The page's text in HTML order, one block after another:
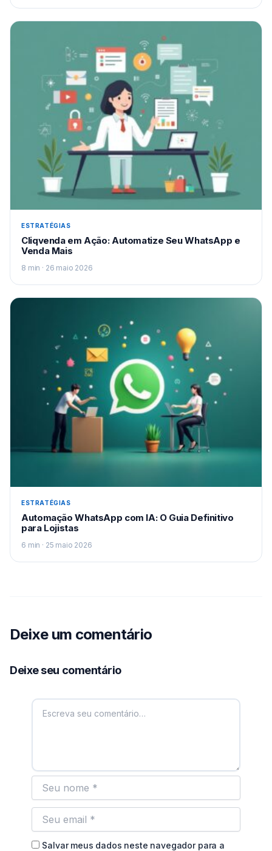
ESTRATÉGIAS
Cliqvenda em Ação: Automatize Seu WhatsApp e
Venda Mais
8 min · 26 maio 2026
ESTRATÉGIAS
Automação WhatsApp com IA: O Guia Definitivo
para Lojistas
6 min · 25 maio 2026
Deixe um comentário
Deixe seu comentário
Salvar meus dados neste navegador para a